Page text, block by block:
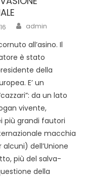
Author
admin
all’asino. Il
è stato
della
E’ un
da un lato
vivente,
più grandi fautori
macchia
dell’Unione
più del salva-
della